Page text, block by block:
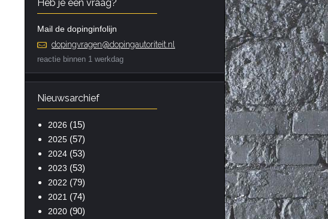
Heb je een vraag?
Mail de dopinginfolijn
dopingvragen@dopingautoriteit.nl
reactie binnen 1 werkdag
Nieuwsarchief
2026 (15)
2025(57)
2024(53)
2023 (53)
2022 (79)
2021 (74)
2020(90)